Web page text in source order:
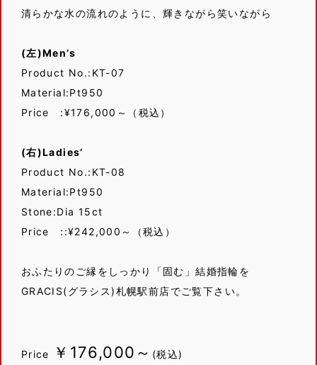
清らかな水の流れのように、輝きながら笑いながら
(左)Men’s
Product No.:KT-07
Material:Pt950
Price :¥176,000～（税込）
(右)Ladies’
Product No.:KT-08
Material:Pt950
Stone:Dia 15ct
Price ::¥242,000～（税込）
おふたりのご縁をしっかり「固む」結婚指輪を
GRACIS(グラシス)札幌駅前店でご覧下さい。
Price ￥176,000～ (税込)